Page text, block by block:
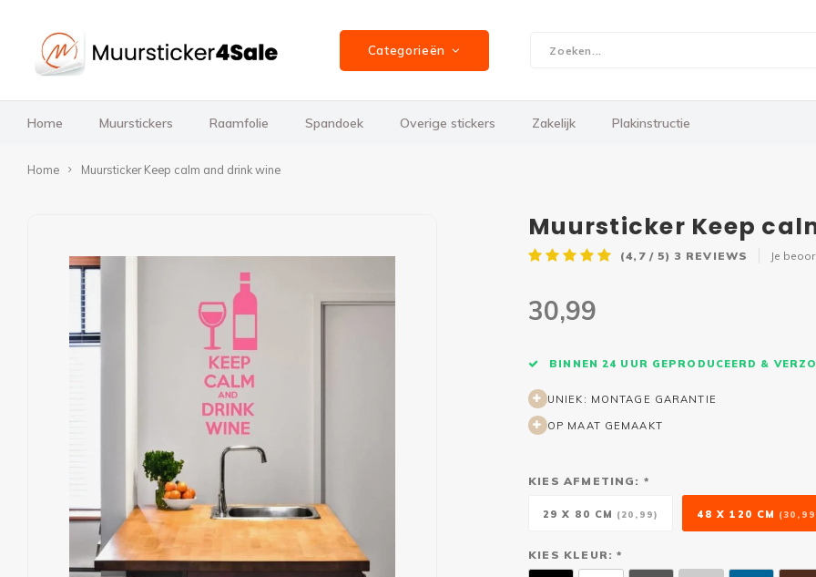
Categorieën
Home Muurstickers Raamfolie Spandoek Overige stickers Zakelijk Plakinstructie
Home Muursticker Keep calm and drink wine
Muursticker Keep
(4,7 / 5) 3 REVIEWS Je
30,99
BINNEN 24 UUR GEPRODUCEERD &
UNIEK: MONTAGE GARANTIE
OP MAAT GEMAAKT
KIES AFMETING: *
29 X 80 CM (20,99) 48 X 120 CM
KIES KLEUR: *